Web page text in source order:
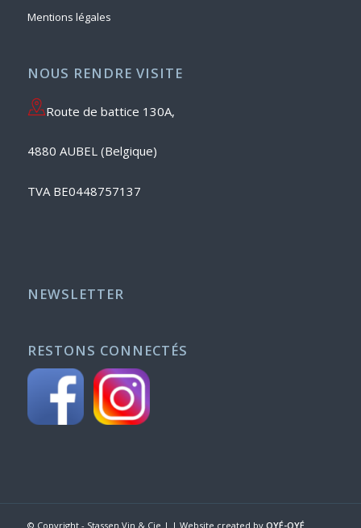
Mentions légales
NOUS RENDRE VISITE
Route de battice 130A,
4880 AUBEL (Belgique)
TVA BE0448757137
NEWSLETTER
RESTONS CONNECTÉS
© Copyright - Stassen Vin & Cie | | Website created by OYÉ-OYÉ